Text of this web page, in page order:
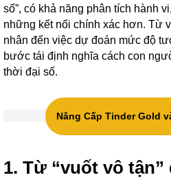
số”, có khả năng phân tích hành
những kết nối chính xác hơn. Từ
nhân đến việc dự đoán mức độ
bước tái định nghĩa cách con
thời đại số.
Nâng Cấp Tinder Gold
1. Từ “vuốt vô